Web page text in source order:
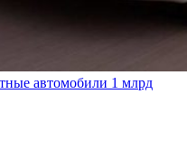
автомобили 1 млрд